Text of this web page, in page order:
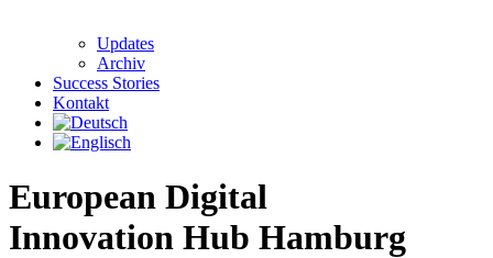
Updates
Archiv
Success Stories
Kontakt
European Digital
Innovation Hub Hamburg